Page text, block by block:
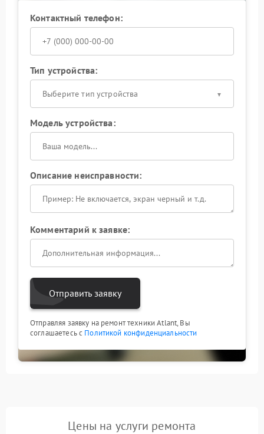
Контактный телефон:
Тип устройства:
Выберите тип устройства
Модель устройства:
Описание неисправности:
Комментарий к заявке:
Отправить заявку
Отправляя заявку на ремонт техники Atlant, Вы
соглашаетесь с Политикой конфиденциальности
Цены на услуги ремонта